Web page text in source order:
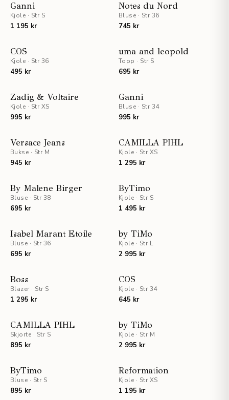
Ganni
Kjole · Str S
1 195 kr
Notes du Nord
Bluse · Str 36
745 kr
COS
Kjole · Str 36
495 kr
uma and leopold
Topp · Str S
695 kr
Zadig & Voltaire
Kjole · Str XS
995 kr
Ganni
Bluse · Str 34
995 kr
Versace Jeans
Bukse · Str M
945 kr
STAFF PICKS
CAMILLA PIHL
Kjole · Str XS
1 295 kr
By Malene Birger
Bluse · Str 38
695 kr
ByTimo
Kjole · Str S
1 495 kr
Isabel Marant Etoile
Bluse · Str 36
695 kr
by TiMo
Kjole · Str L
2 995 kr
Boss
Blazer · Str S
1 295 kr
COS
Kjole · Str 34
645 kr
CAMILLA PIHL
Skjorte · Str S
895 kr
by TiMo
Kjole · Str M
2 995 kr
ByTimo
Bluse · Str S
895 kr
Reformation
Kjole · Str XS
1 195 kr